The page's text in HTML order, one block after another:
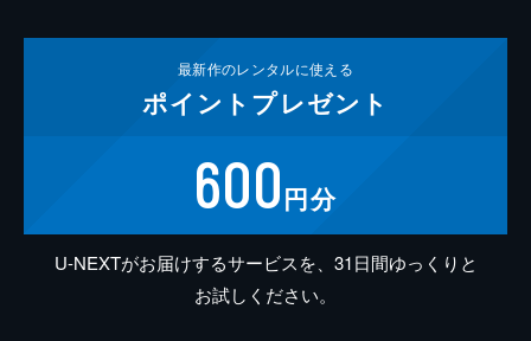
最新作のレンタルに使える
ポイント プレゼント
600円分
U-NEXTがお届けするサービスを、31日間ゆっくりと
お試しください。